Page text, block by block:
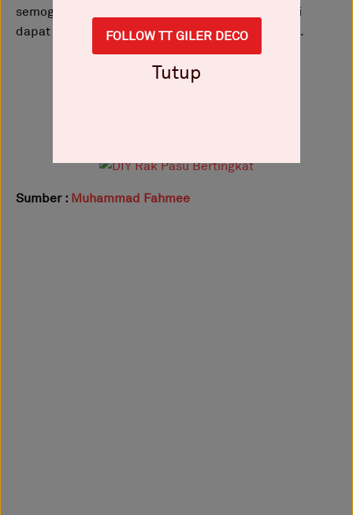
semoga projek diy yang dikongsikan oleh saya ini
dapat memberikan inspirasi kepada anda semua.
Sumber : Muhammad Fahmee
FOLLOW TT GILER DECO
Tutup